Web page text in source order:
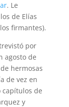
. Le
de Elías
firmantes).
por
agosto de
hermosas
de vez en
capítulos de
y